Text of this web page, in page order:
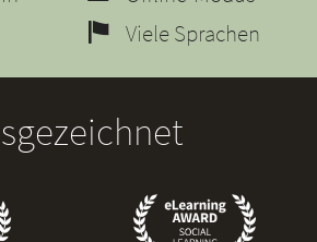
Viele Sprachen